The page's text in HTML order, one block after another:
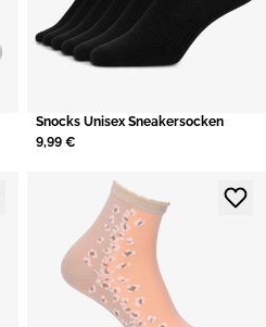
Snocks Unisex Sneakersocken
9,99 €